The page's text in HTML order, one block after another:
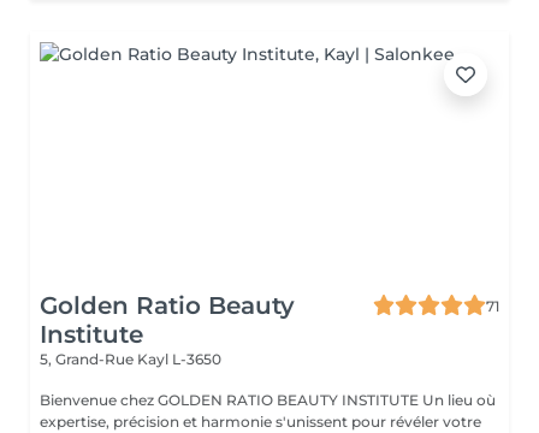
Golden Ratio Beauty
Institute
71
5, Grand-Rue Kayl L-3650
Bienvenue chez GOLDEN RATIO BEAUTY INSTITUTE Un lieu où
expertise, précision et harmonie s'unissent pour révéler votre